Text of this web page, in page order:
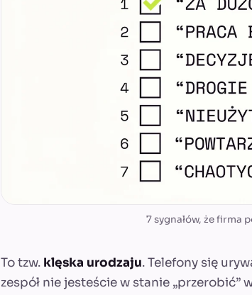
7 sygnałów, że firma
To tzw. klęska urodzaju. Telefony się
zespół nie jesteście w stanie „przerobić”